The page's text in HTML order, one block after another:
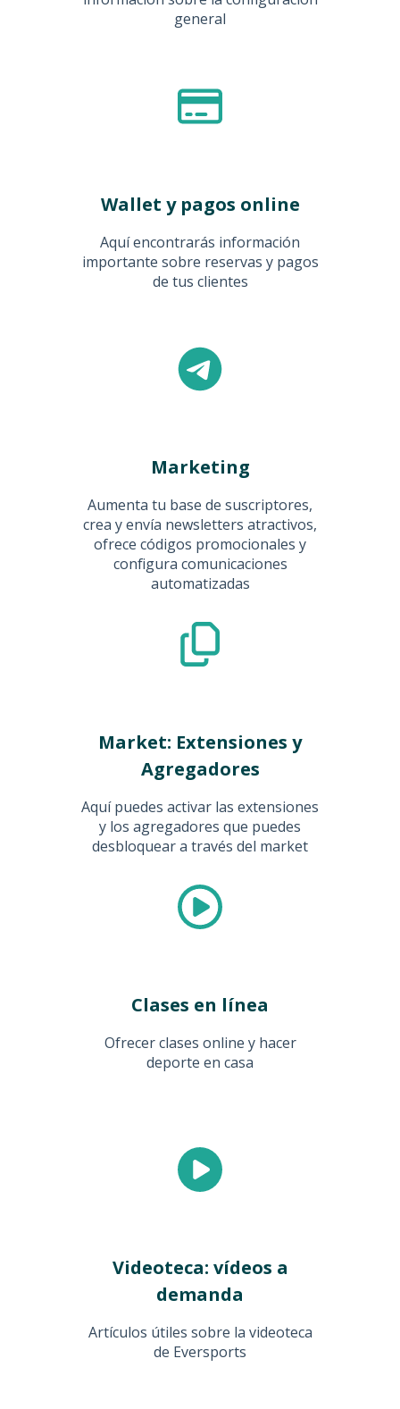
general
Wallet y pagos online
Aquí encontrarás información
importante sobre reservas y pagos
de tus clientes
Marketing
Aumenta tu base de suscriptores,
crea y envía newsletters atractivos,
ofrece códigos promocionales y
configura comunicaciones
automatizadas
Market: Extensiones y
Agregadores
Aquí puedes activar las extensiones
y los agregadores que puedes
desbloquear a través del market
Clases en línea
Ofrecer clases online y hacer
deporte en casa
Videoteca: vídeos a
demanda
Artículos útiles sobre la videoteca
de Eversports